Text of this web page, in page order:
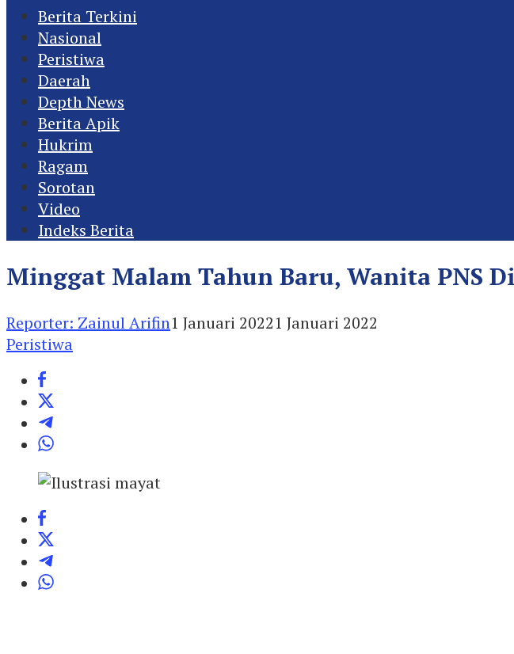
Berita Terkini
Nasional
Peristiwa
Daerah
Depth News
Berita Apik
Hukrim
Ragam
Sorotan
Video
Indeks Berita
Minggat Malam Tahun Baru, Wanita PNS
Reporter: Zainul Arifin1 Januari 20221 Januari 2022
Peristiwa